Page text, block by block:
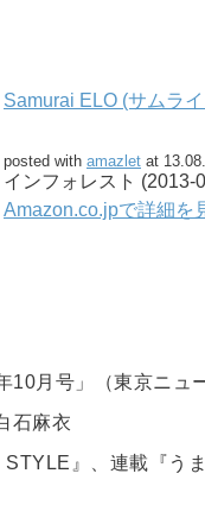
Samurai ELO (サムラ
posted with amazlet at
インフォレスト (2013-
Amazon.co.jpで詳細を
10月号」（東京ニュ
石麻衣
』、連載『う